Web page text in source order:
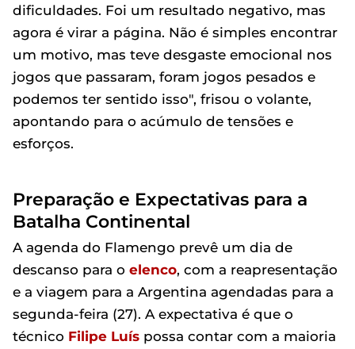
dificuldades. Foi um resultado negativo, mas
agora é virar a página. Não é simples encontrar
um motivo, mas teve desgaste emocional nos
jogos que passaram, foram jogos pesados e
podemos ter sentido isso", frisou o volante,
apontando para o acúmulo de tensões e
esforços.
Preparação e Expectativas para a
Batalha Continental
A agenda do Flamengo prevê um dia de
descanso para o elenco, com a reapresentação
e a viagem para a Argentina agendadas para a
segunda-feira (27). A expectativa é que o
técnico Filipe Luís possa contar com a maioria